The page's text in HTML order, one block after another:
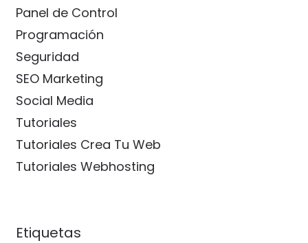
Panel de Control
Programación
Seguridad
SEO Marketing
Social Media
Tutoriales
Tutoriales Crea Tu Web
Tutoriales Webhosting
Etiquetas